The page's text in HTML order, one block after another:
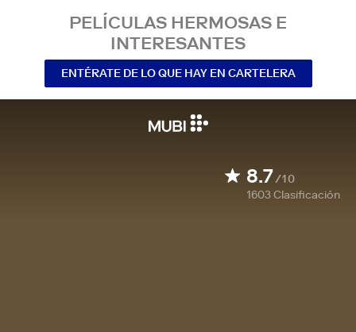
PELÍCULAS HERMOSAS E
INTERESANTES
ENTÉRATE DE LO QUE HAY EN CARTELERA
8.7/10
1603Clasificación